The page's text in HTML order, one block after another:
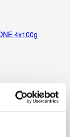
4x100g